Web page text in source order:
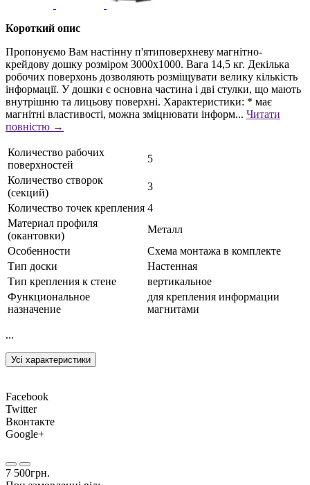
Короткий опис
Пропонуємо Вам настінну п'ятиповерхневу магнітно-
крейдову дошку розміром 3000х1000. Вага 14,5 кг. Декілька
робочих поверхонь дозволяють розміщувати велику кількість
інформації. У дошки є основна частина і дві стулки, що мають
внутрішню та лицьову поверхні. Характеристики: * має
магнітні властивості, можна зміцнювати інформ... Читати
повністю →
Количество рабочих
поверхностей
5
Количество створок
(секций)
3
Количество точек крепления 4
Материал профиля
(окантовки)
Металл
Особенности
Схема монтажа в комплекте
Тип доски
Настенная
Тип крепления к стене
вертикальное
Функциональное
назначение
для крепления информации
магнитами
...
Усі характеристики
Facebook
Twitter
Вконтакте
Google+
7 500грн.